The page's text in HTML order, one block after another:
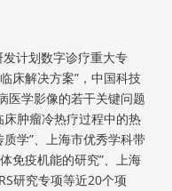
计划数字诊疗重大专
床解决方案”，中国科技
医学影像的若干关键问题
床肿瘤冷热疗过程中的热
学”、上海市优秀学科带
免疫机能的研究”、上海
研究专项等近20个项